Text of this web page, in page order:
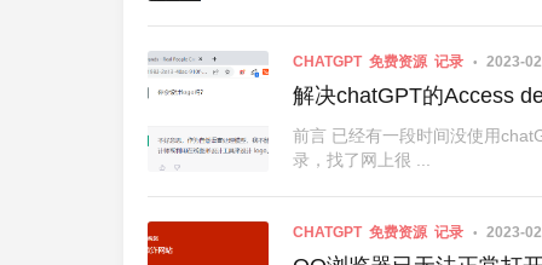
CHATGPT 免费资源 记录 2023-
解决chatGPT的Access
前言 已经有一段时间没使用
录，找了网上很 ...
CHATGPT 免费资源 记录 2023-